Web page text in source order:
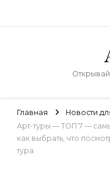
Главная
Новости
Арт-туры — ТОП 7 —
как выбрать, что
тура